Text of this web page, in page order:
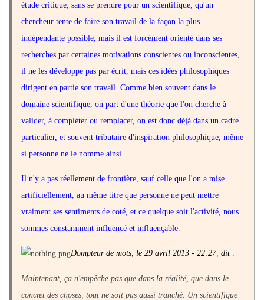
étude critique, sans se prendre pour un scientifique, qu'un
chercheur tente de faire son travail de la façon la plus
indépendante possible, mais il est forcément orienté dans ses
recherches par certaines motivations conscientes ou inconscientes,
il ne les développe pas par écrit, mais ces idées philosophiques
dirigent en partie son travail. Comme bien souvent dans le
domaine scientifique, on part d'une théorie que l'on cherche à
valider, à compléter ou remplacer, on est donc déjà dans un cadre
particulier, et souvent tributaire d'inspiration philosophique, même
si personne ne le nomme ainsi.
Il n'y a pas réellement de frontière, sauf celle que l'on a mise
artificiellement, au même titre que personne ne peut mettre
vraiment ses sentiments de coté, et ce quelque soit l'activité, nous
sommes constamment influencé et influençable.
Dompteur de mots, le 29 avril 2013 - 22:27, dit :
Maintenant, ça n'empêche pas que dans la réalité, que dans le
concret des choses, tout ne soit pas aussi tranché. Un scientifique